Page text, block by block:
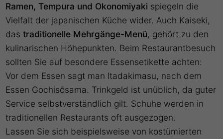
Ramen, Tempura und Okonomiyaki spiegeln die
Vielfalt der japanischen Küche wider. Auch Kaiseki,
dastraditionelle Mehrgänge-Menü, gehört zu den
kulinarischen Höhepunkten. Beim Restaurantbesuch
sollten Sie auf besondere Essensetikette achten:
Vor dem Essen sagt man Itadakimasu, nach dem
Essen Gochisōsama. Trinkgeld ist unüblich, da guter
Service selbstverständlich gilt. Schuhe werden in
traditionellen Restaurants oft ausgezogen.
Lassen Sie sich beispielsweise von kostümierten